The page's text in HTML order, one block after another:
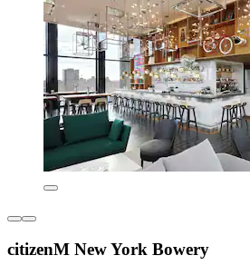
citizenM New York Bowery